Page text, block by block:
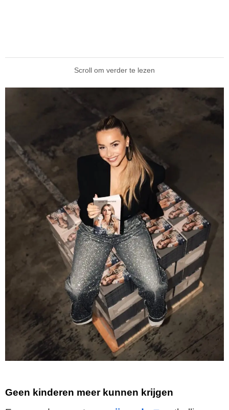
Scroll om verder te lezen
Geen kinderen meer kunnen krijgen